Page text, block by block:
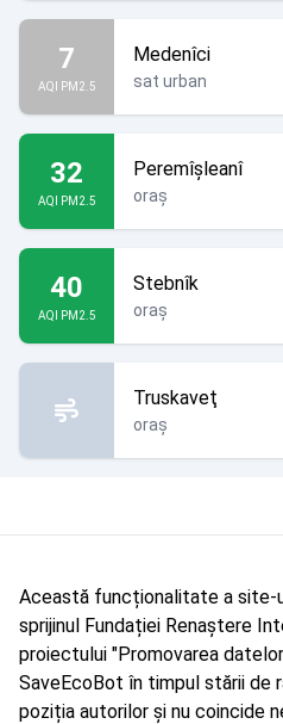
7
AQI PM2.5
Medenîci
sat urban
32
AQI PM2.5
Peremîșleanî
oraș
40
AQI PM2.5
Stebnîk
oraș
Truskaveţ
oraș
Această funcționalitate a site-
sprijinul Fundației Renaștere
proiectului "Promovarea
SaveEcoBot în timpul stării de
poziția autorilor și nu coincide